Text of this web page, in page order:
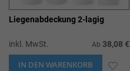
Liegenabdeckung 2-lagig
inkl. MwSt. Ab 38,08 €
IN DEN WARENKORB ZUR